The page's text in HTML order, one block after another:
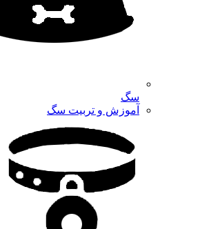
سگ
آموزش و تربیت سگ